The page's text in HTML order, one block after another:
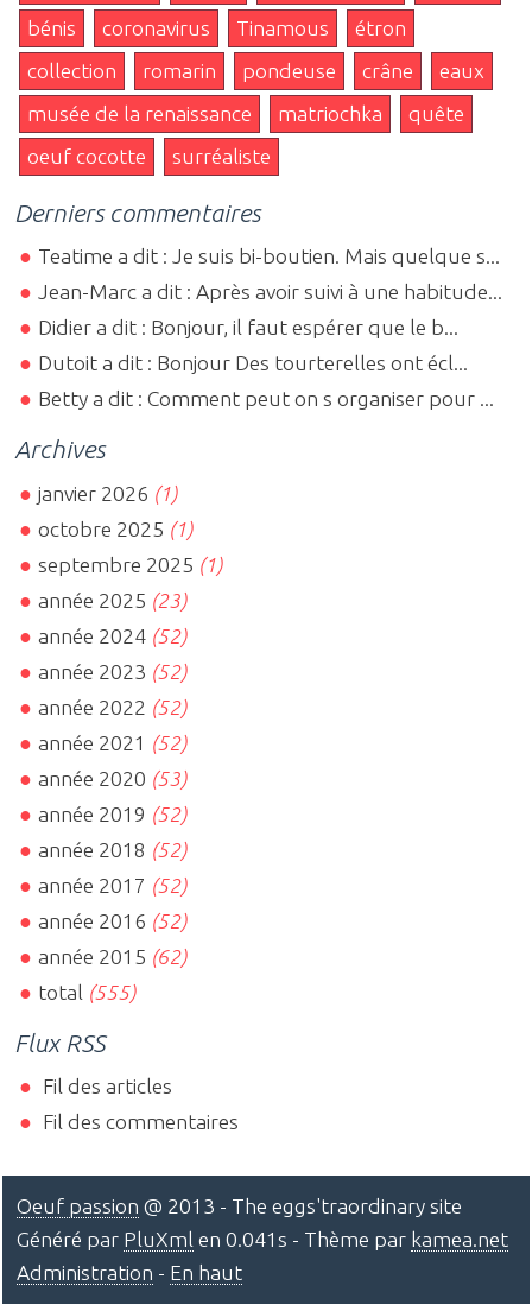
bénis
coronavirus Tinamous
étron
collection
romarin pondeuse crâne
eaux
musée de la renaissance
matriochka
quête
oeuf cocotte
surréaliste
Derniers commentaires
Teatime a dit : Je suis bi-boutien. Mais quelque s...
Jean-Marc a dit : Après avoir suivi à une habitude...
Didier a dit : Bonjour, il faut espérer que le b...
Dutoit a dit : Bonjour Des tourterelles ont écl...
Betty a dit : Comment peut on s organiser pour ...
Archives
janvier 2026 (1)
octobre 2025 (1)
septembre 2025 (1)
année 2025 (23)
année 2024 (52)
année 2023 (52)
année 2022 (52)
année 2021 (52)
année 2020 (53)
année 2019 (52)
année 2018 (52)
année 2017 (52)
année 2016 (52)
année 2015 (62)
total (555)
Flux RSS
Fil des articles
Fil des commentaires
Oeuf passion @ 2013 - The eggs'traordinary site
Généré par PluXml en 0.041s - Thème par kamea.net
Administration - En haut